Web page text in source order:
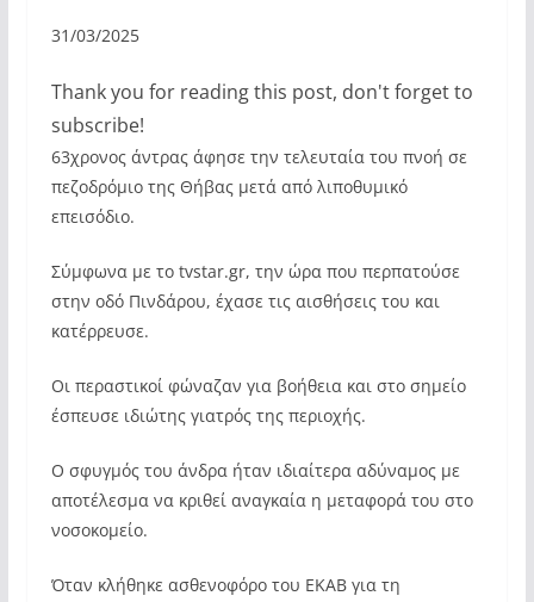
31/03/2025
Thank you for reading this post, don't forget to
subscribe!
63χρονος άντρας άφησε την τελευταία του πνοή σε
πεζοδρόμιο της Θήβας μετά από λιποθυμικό
επεισόδιο.
Σύμφωνα με το tvstar.gr, την ώρα που περπατούσε
στην οδό Πινδάρου, έχασε τις αισθήσεις του και
κατέρρευσε.
Οι περαστικοί φώναζαν για βοήθεια και στο σημείο
έσπευσε ιδιώτης γιατρός της περιοχής.
Ο σφυγμός του άνδρα ήταν ιδιαίτερα αδύναμος με
αποτέλεσμα να κριθεί αναγκαία η μεταφορά του στο
νοσοκομείο.
Όταν κλήθηκε ασθενοφόρο του ΕΚΑΒ για τη